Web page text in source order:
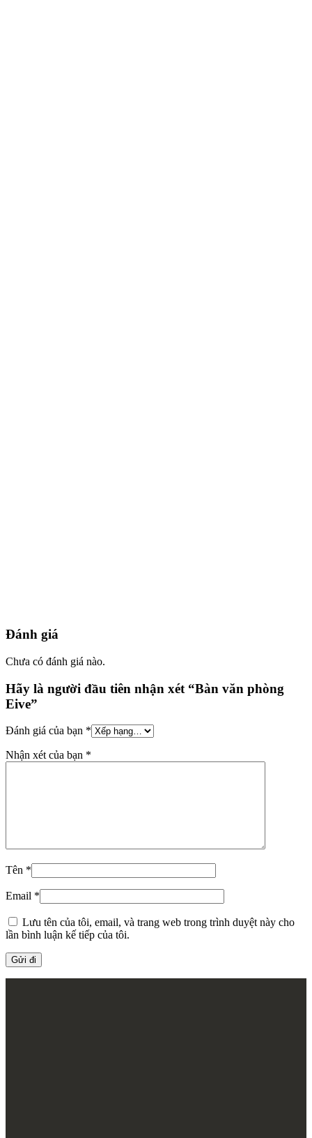
Đánh giá
Chưa có đánh giá nào.
Hãy là người đầu tiên nhận xét “Bàn văn phòng
Eive”
Đánh giá của bạn *
Nhận xét của bạn *
Tên *
Email *
Lưu tên của tôi, email, và trang web trong trình duyệt này cho
lần bình luận kế tiếp của tôi.